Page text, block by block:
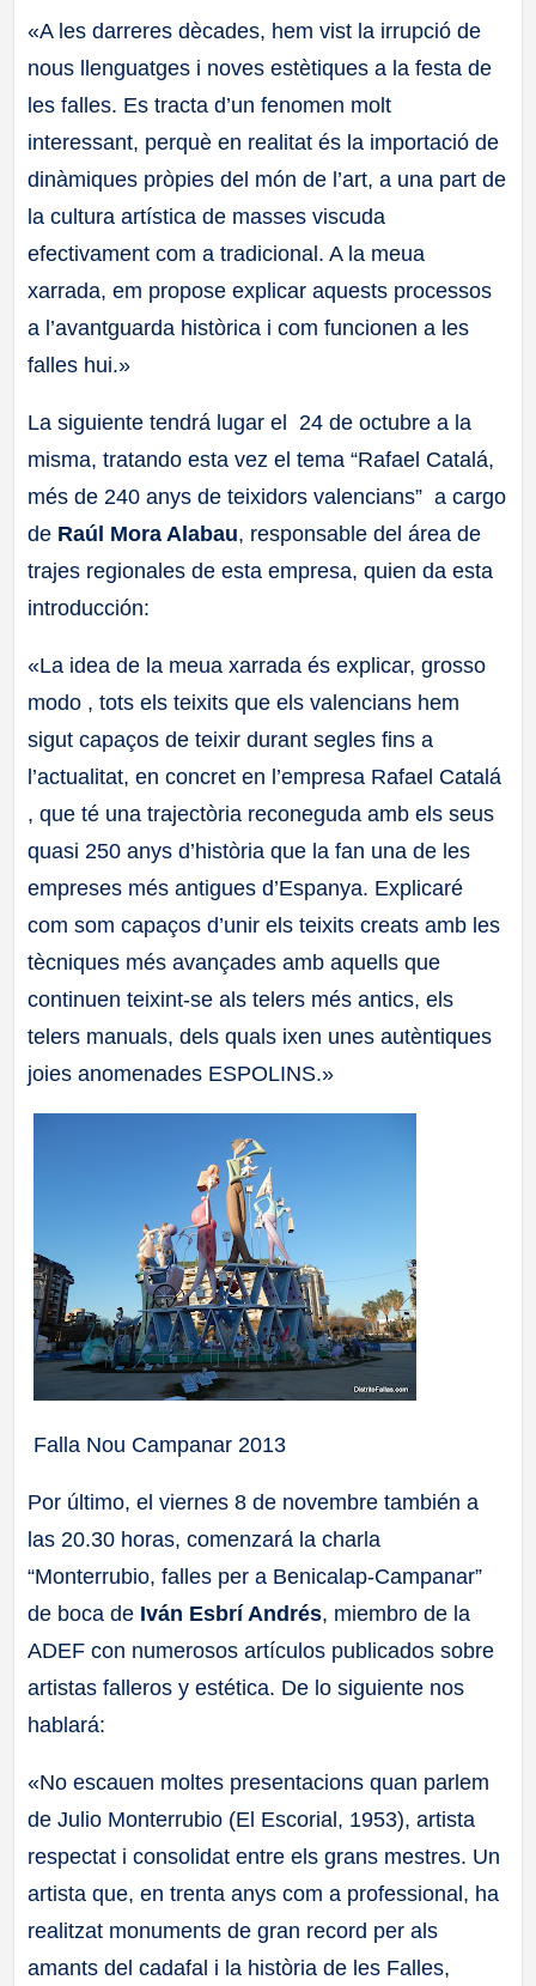
«A les darreres dècades, hem vist la irrupció de
nous llenguatges i noves estètiques a la festa de
les falles. Es tracta d’un fenomen molt
interessant, perquè en realitat és la importació de
dinàmiques pròpies del món de l’art, a una part de
la cultura artística de masses viscuda
efectivament com a tradicional. A la meua
xarrada, em propose explicar aquests processos
a l’avantguarda històrica i com funcionen a les
falles hui.»
La siguiente tendrá lugar el 24 de octubre a la
misma, tratando esta vez el tema “Rafael Catalá,
més de 240 anys de teixidors valencians” a cargo
de Raúl Mora Alabau, responsable del área de
trajes regionales de esta empresa, quien da esta
introducción:
«La idea de la meua xarrada és explicar, grosso
modo , tots els teixits que els valencians hem
sigut capaços de teixir durant segles fins a
l’actualitat, en concret en l’empresa Rafael Catalá
, que té una trajectòria reconeguda amb els seus
quasi 250 anys d’història que la fan una de les
empreses més antigues d’Espanya. Explicaré
com som capaços d’unir els teixits creats amb les
tècniques més avançades amb aquells que
continuen teixint-se als telers més antics, els
telers manuals, dels quals ixen unes autèntiques
joies anomenades ESPOLINS.»
Falla Nou Campanar 2013
Por último, el viernes 8 de novembre también a
las 20.30 horas, comenzará la charla
“Monterrubio, falles per a Benicalap-Campanar”
de boca de Iván Esbrí Andrés, miembro de la
ADEF con numerosos artículos publicados sobre
artistas falleros y estética. De lo siguiente nos
hablará:
«No escauen moltes presentacions quan parlem
de Julio Monterrubio (El Escorial, 1953), artista
respectat i consolidat entre els grans mestres. Un
artista que, en trenta anys com a professional, ha
realitzat monuments de gran record per als
amants del cadafal i la història de les Falles,